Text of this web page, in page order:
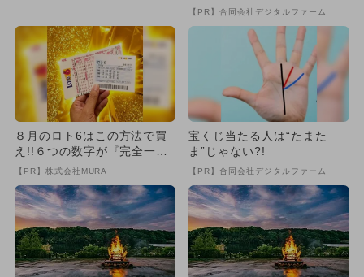
【PR】合同会社デジタルファーム
８月のロト6はこの方法で買
え!!６つの数字が『完全一
致』する方法
【PR】株式会社MURA
宝くじ当たる人は“たまた
ま”じゃない?!
【PR】合同会社デジタルファーム